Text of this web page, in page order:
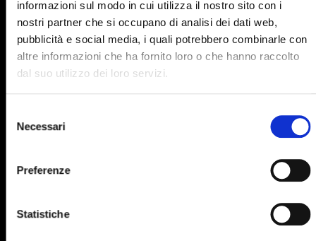
informazioni sul modo in cui utilizza il nostro sito con i
nostri partner che si occupano di analisi dei dati web,
pubblicità e social media, i quali potrebbero combinarle con
altre informazioni che ha fornito loro o che hanno raccolto
dal suo utilizzo dei loro servizi.
delNecessari
Preferenze
Statistiche
895
896 897 898
899
900
901 902 903
904
930